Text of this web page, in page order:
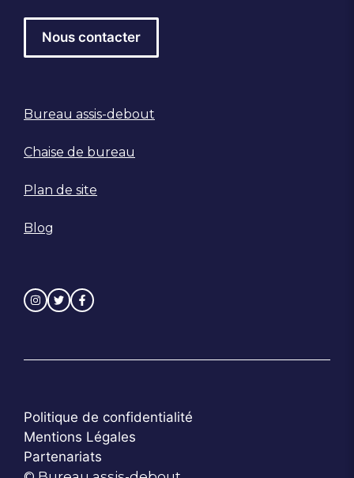
Nous contacter
Bureau assis-debout
Chaise de bureau
Plan de site
Blog
Politique de confidentialité
Mentions Légales
Partenariats